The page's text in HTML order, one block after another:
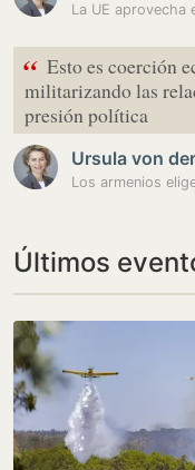
“ Esto es coerción
militarizando las
presión política
Ursula von
Últimos